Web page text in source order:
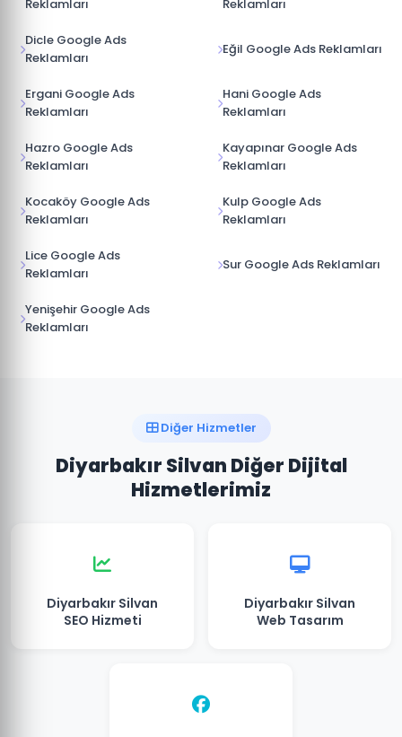
Reklamları Reklamları
Dicle Google Ads
Reklamları
Eğil Google Ads Reklamları
Ergani Google Ads
Reklamları
Hani Google Ads
Reklamları
Hazro Google Ads
Reklamları
Kayapınar Google Ads
Reklamları
Kocaköy Google Ads
Reklamları
Kulp Google Ads
Reklamları
Lice Google Ads
Reklamları
Sur Google Ads Reklamları
Yenişehir Google Ads
Reklamları
Diğer Hizmetler
Diyarbakır Silvan Diğer Dijital
Hizmetlerimiz
Diyarbakır Silvan
SEO Hizmeti
Diyarbakır Silvan
Web Tasarım